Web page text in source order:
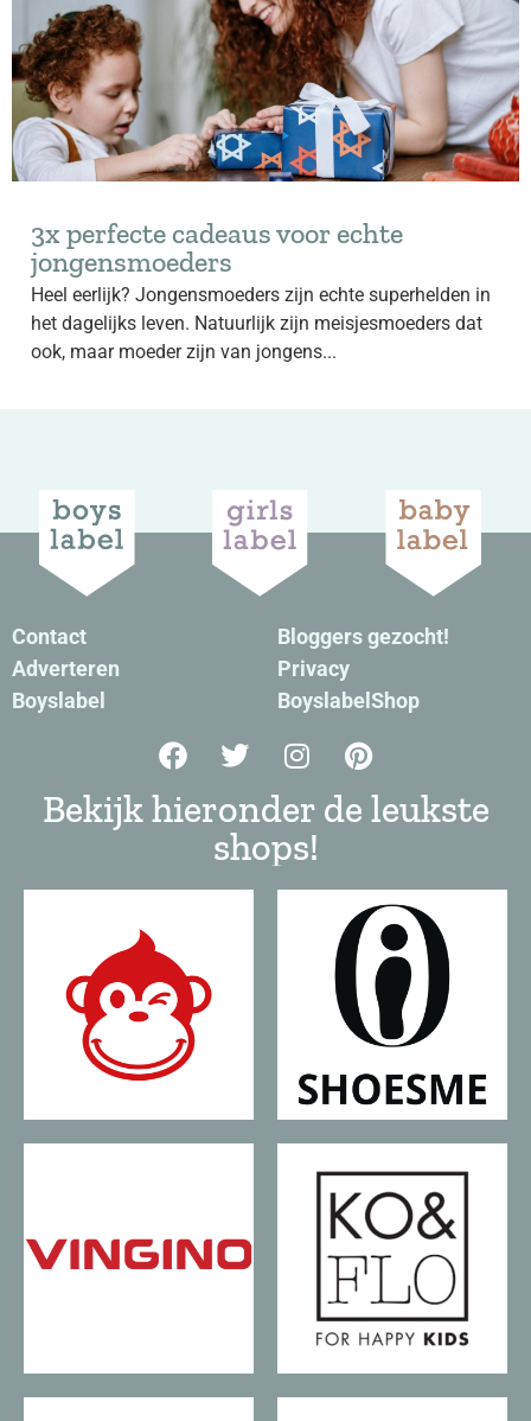
3x perfecte cadeaus voor echte
jongensmoeders
Heel eerlijk? Jongensmoeders zijn echte superhelden in
het dagelijks leven. Natuurlijk zijn meisjesmoeders dat
ook, maar moeder zijn van jongens...
Contact
Adverteren
Boyslabel
Bloggers gezocht!
Privacy
BoyslabelShop
Bekijk hieronder de leukste
shops!